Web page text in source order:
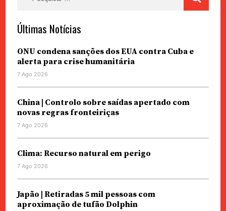
Últimas Notícias
ONU condena sanções dos EUA contra Cuba e
alerta para crise humanitária
7 Ago 2026
China | Controlo sobre saídas apertado com
novas regras fronteiriças
7 Ago 2026
Clima: Recurso natural em perigo
7 Ago 2026
Japão | Retiradas 5 mil pessoas com
aproximação de tufão Dolphin